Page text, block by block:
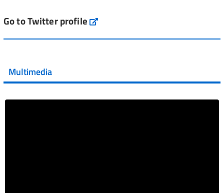
Vai al post →
Vai al post →
Go to Twitter profile aifa_ufficiale
Multimedia